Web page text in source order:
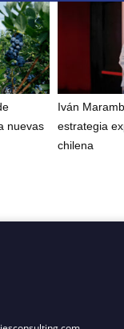
nuevas
Iván
estrategia
chilena